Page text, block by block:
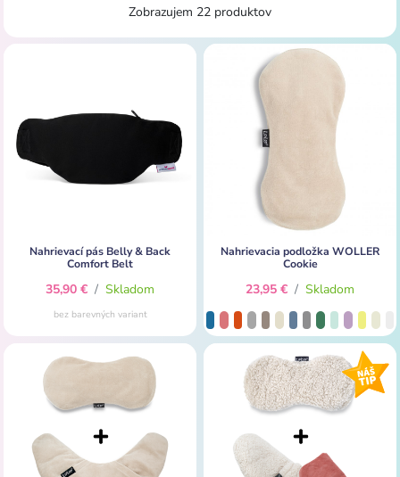
Zobrazujem 22 produktov
Nahrievací pás Belly & Back
Comfort Belt
35,90 € / Skladom
bez barevných variant
Nahrievacia podložka WOLLER
Cookie
23,95 € / Skladom